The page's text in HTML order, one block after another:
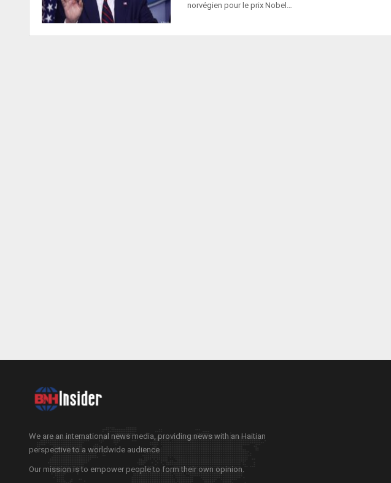
norvégien pour le prix Nobel…
We are an international news media, providing news with an Haitian
perspective to a worldwide audience
Our mission is to empower people to form their own opinion.